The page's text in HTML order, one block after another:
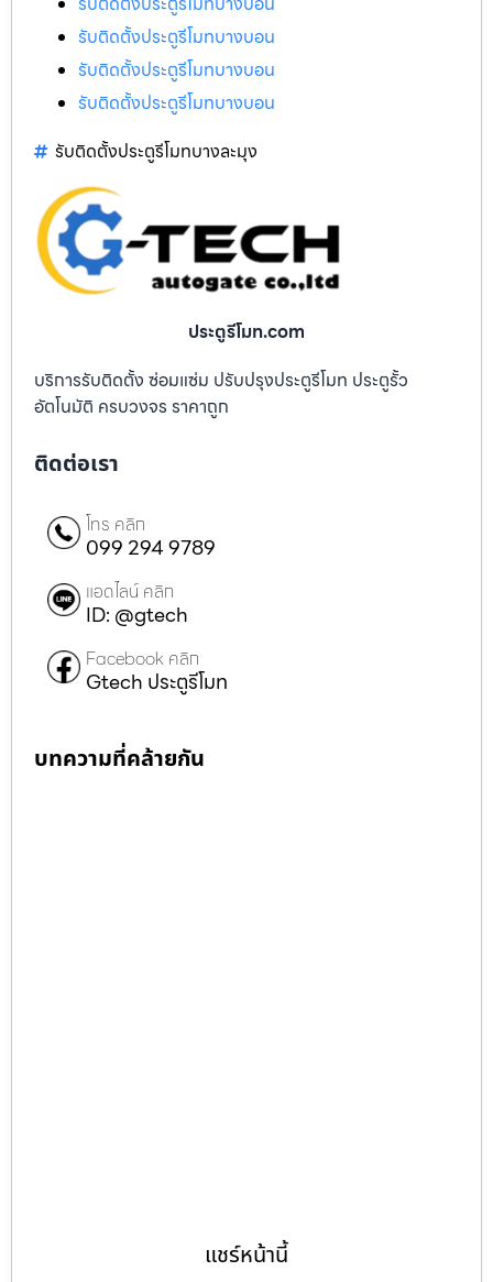
รับติดตั้งประตูรีโมทบางบอน
รับติดตั้งประตูรีโมทบางบอน
รับติดตั้งประตูรีโมทบางบอน
รับติดตั้งประตูรีโมทบางละมุง
ประตูรีโมท.com
บริการรับติดตั้ง ซ่อมแซ่ม ปรับปรุงประตูรีโมท ประตูรั้ว
อัตโนมัติ ครบวงจร ราคาถูก
ติดต่อเรา
โทร คลิก
099 294 9789
แอดไลน์ คลิก
ID: @gtech
Facebook คลิก
Gtech ประตูรีโมท
บทความที่คล้ายกัน
แชร์หน้านี้